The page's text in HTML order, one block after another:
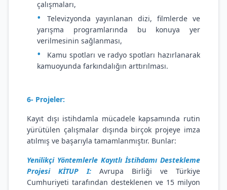
çalışmaları,
Televizyonda yayınlanan dizi, filmlerde ve
yarışma programlarında bu konuya yer
verilmesinin sağlanması,
Kamu spotları ve radyo spotları hazırlanarak
kamuoyunda farkındalığın arttırılması.
6- Projeler:
Kayıt dışı istihdamla mücadele kapsamında rutin
yürütülen çalışmalar dışında birçok projeye imza
atılmış ve başarıyla tamamlanmıştır. Bunlar:
Yenilikçi Yöntemlerle Kayıtlı İstihdamı Destekleme
Projesi KİTUP I: Avrupa Birliği ve Türkiye
Cumhuriyeti tarafından desteklenen ve 15 milyon